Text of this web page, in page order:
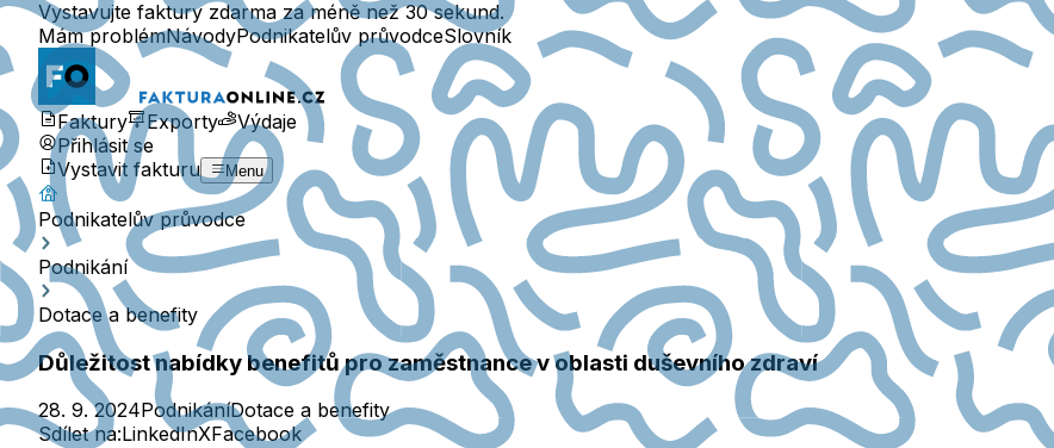
Vystavujte faktury zdarma za méně než 30 sekund.
Mám problémNávodyPodnikatelův průvodceSlovník
Faktury Exporty
Výdaje
Přihlásit se
Vystavit fakturu
Menu
Podnikatelův průvodce
Podnikání
Dotace a benefity
Důležitost nabídky benefitů pro zaměstnance v oblasti duševního zdraví
28. 9. 2024PodnikáníDotace a benefity
Sdílet na:LinkedInXFacebook